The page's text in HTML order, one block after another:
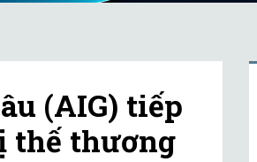
(AIG) tiếp
thế thương